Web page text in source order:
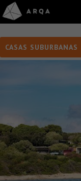
CASAS SUBURBANAS